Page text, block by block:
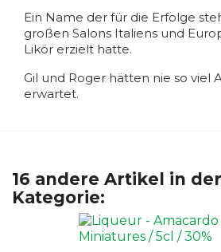
Ein Name der für die Erfolge
großen Salons Italiens und
Likör erzielt hatte.
Gil und Roger hätten nie so viel
erwartet.
16 andere Artikel in
Kategorie: